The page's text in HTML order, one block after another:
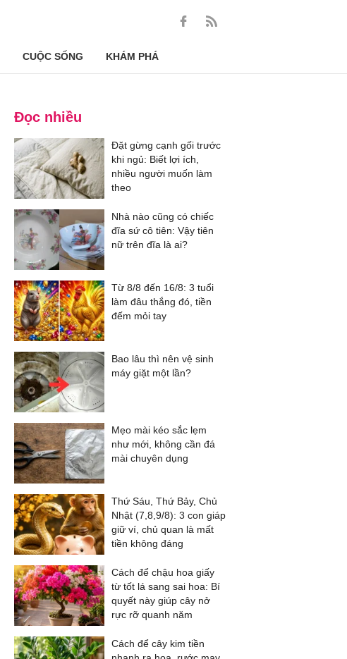
CUỘC SỐNG KHÁM PHÁ
Đọc nhiều
Đặt gừng cạnh gối trước
khi ngủ: Biết lợi ích,
nhiều người muốn làm
theo
Nhà nào cũng có chiếc
đĩa sứ cô tiên: Vậy tiên
nữ trên đĩa là ai?
Từ 8/8 đến 16/8: 3 tuổi
làm đâu thắng đó, tiền
đếm mỏi tay
Bao lâu thì nên vệ sinh
máy giặt một lần?
Mẹo mài kéo sắc lẹm
như mới, không cần đá
mài chuyên dụng
Thứ Sáu, Thứ Bảy, Chủ
Nhật (7,8,9/8): 3 con giáp
giữ ví, chủ quan là mất
tiền không đáng
Cách để chậu hoa giấy
từ tốt lá sang sai hoa: Bí
quyết này giúp cây nở
rực rỡ quanh năm
Cách để cây kim tiền